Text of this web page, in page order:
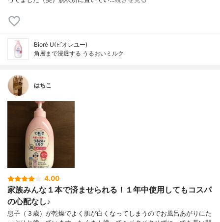
Bioré U(ビオレユー)
角層まで浸透する うるおいミルク
はちこ
4.00
家族みんな１本で済ませられる！１年中使用してもコスパ
の心配なし♪
息子（３歳）が乾燥でよく肌が白くなってしまうのでお風呂あがりにた